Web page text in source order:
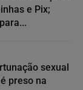
e Pix;
sexual
preso na